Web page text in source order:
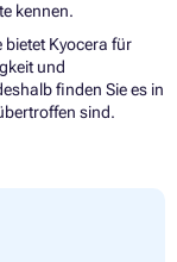
kennen.
bietet Kyocera für
und
finden Sie es in
sind.